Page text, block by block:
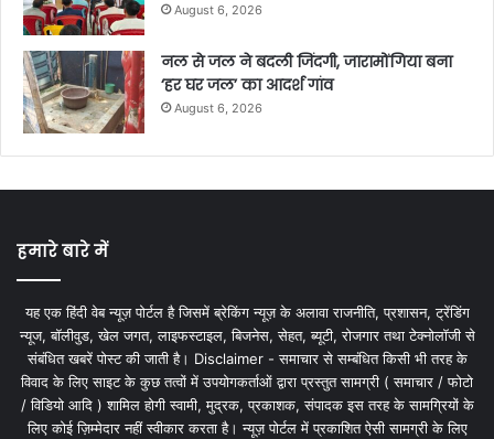
August 6, 2026
नल से जल ने बदली जिंदगी, जारामोंगिया बना
‘हर घर जल’ का आदर्श गांव
August 6, 2026
हमारे बारे में
यह एक हिंदी वेब न्यूज़ पोर्टल है जिसमें ब्रेकिंग न्यूज़ के अलावा राजनीति, प्रशासन, ट्रेंडिंग
न्यूज, बॉलीवुड, खेल जगत, लाइफस्टाइल, बिजनेस, सेहत, ब्यूटी, रोजगार तथा टेक्नोलॉजी से
संबंधित खबरें पोस्ट की जाती है। Disclaimer - समाचार से सम्बंधित किसी भी तरह के
विवाद के लिए साइट के कुछ तत्वों में उपयोगकर्ताओं द्वारा प्रस्तुत सामग्री ( समाचार / फोटो
/ विडियो आदि ) शामिल होगी स्वामी, मुद्रक, प्रकाशक, संपादक इस तरह के सामग्रियों के
लिए कोई ज़िम्मेदार नहीं स्वीकार करता है। न्यूज़ पोर्टल में प्रकाशित ऐसी सामग्री के लिए